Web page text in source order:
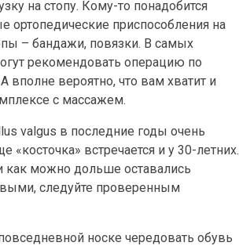
на стопу. Кому-то понадобится
ортопедические приспособления на
– бандажи, повязки. В самых
рекомендовать операцию по
вполне вероятно, что вам хватит и
с массажем.
valgus в последние годы очень
«косточка» встречается и у 30-летних.
как можно дольше оставались
следуйте проверенным
носке чередовать обувь